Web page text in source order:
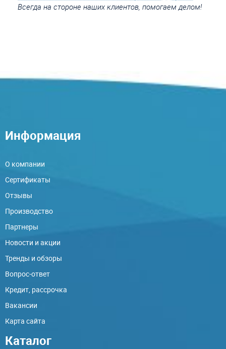
Всегда на стороне наших клиентов, помогаем делом!
Информация
О компании
Сертификаты
Отзывы
Производство
Партнеры
Новости и акции
Тренды и обзоры
Вопрос-ответ
Кредит, рассрочка
Вакансии
Карта сайта
Каталог